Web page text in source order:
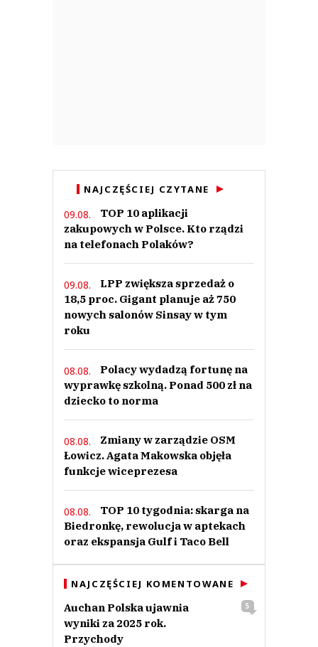
NAJCZĘŚCIEJ CZYTANE
09.08.
TOP 10 aplikacji
zakupowych w Polsce. Kto rządzi
na telefonach Polaków?
09.08.
LPP zwiększa sprzedaż o
18,5 proc. Gigant planuje aż 750
nowych salonów Sinsay w tym
roku
08.08.
Polacy wydadzą fortunę na
wyprawkę szkolną. Ponad 500 zł na
dziecko to norma
08.08.
Zmiany w zarządzie OSM
Łowicz. Agata Makowska objęła
funkcje wiceprezesa
08.08.
TOP 10 tygodnia: skarga na
Biedronkę, rewolucja w aptekach
oraz ekspansja Gulf i Taco Bell
NAJCZĘŚCIEJ KOMENTOWANE
Auchan Polska ujawnia
wyniki za 2025 rok.
Przychody
5